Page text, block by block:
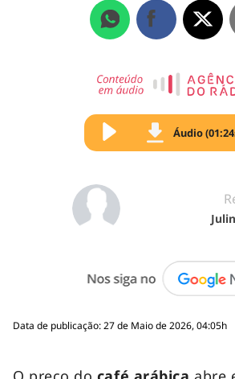
Áudio
Data de publicação: 27 de Maio de 2026, 04:05h